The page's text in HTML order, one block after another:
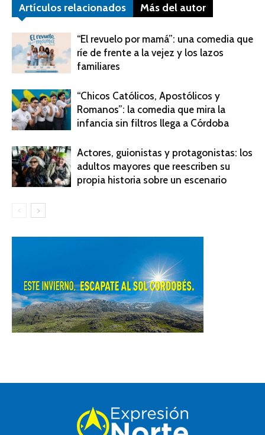
Artículos relacionados Más del autor
“El revuelo por mamá”: una comedia que
ríe de frente a la vejez y los lazos
familiares
“Chicos Católicos, Apostólicos y
Romanos”: la comedia que mira la
infancia sin filtros llega a Córdoba
Actores, guionistas y protagonistas: los
adultos mayores que reescriben su
propia historia sobre un escenario